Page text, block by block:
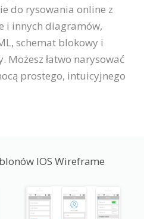
do rysowania online z
i innych diagramów,
schemat blokowy i
Możesz łatwo narysować
prostego, intuicyjnego
IOS Wireframe